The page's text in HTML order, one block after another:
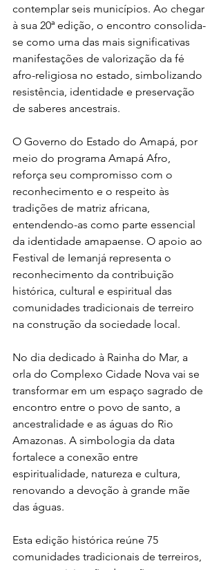
contemplar seis municípios. Ao chegar
à sua 20ª edição, o encontro consolida-
se como uma das mais significativas
manifestações de valorização da fé
afro-religiosa no estado, simbolizando
resistência, identidade e preservação
de saberes ancestrais.
O Governo do Estado do Amapá, por
meio do programa Amapá Afro,
reforça seu compromisso com o
reconhecimento e o respeito às
tradições de matriz africana,
entendendo-as como parte essencial
da identidade amapaense. O apoio ao
Festival de Iemanjá representa o
reconhecimento da contribuição
histórica, cultural e espiritual das
comunidades tradicionais de terreiro
na construção da sociedade local.
No dia dedicado à Rainha do Mar, a
orla do Complexo Cidade Nova vai se
transformar em um espaço sagrado de
encontro entre o povo de santo, a
ancestralidade e as águas do Rio
Amazonas. A simbologia da data
fortalece a conexão entre
espiritualidade, natureza e cultura,
renovando a devoção à grande mãe
das águas.
Esta edição histórica reúne 75
comunidades tradicionais de terreiros,